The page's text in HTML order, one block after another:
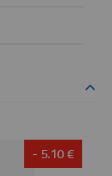
- 5.10 €